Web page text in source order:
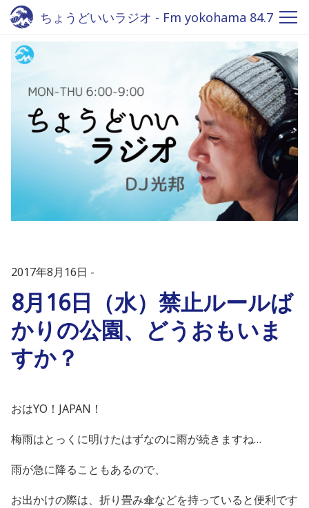
ちょうどいいラジオ - Fm yokohama 84.7
2017年8月16日
8月16日（水）禁止ルールば
かりの公園、どうおもいま
すか？
おはYO！JAPAN！
梅雨はとっくに明けたはずなのに雨が続きますね…
雨が急に降ることもあるので、
お出かけの際は、折り畳み傘などを持っていると便利です